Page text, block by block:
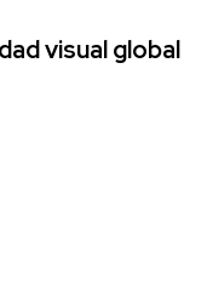
visual global